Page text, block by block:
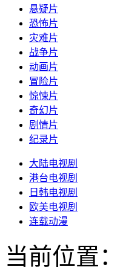
悬疑片
恐怖片
灾难片
战争片
动画片
冒险片
惊悚片
奇幻片
剧情片
纪录片
大陆电视剧
港台电视剧
日韩电视剧
欧美电视剧
连载动漫
当前位置：